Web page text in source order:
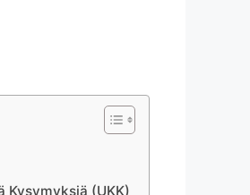
Kysymyksiä (UKK)